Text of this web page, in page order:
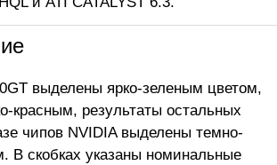
выделены ярко-зеленым цветом,
красным, результаты остальных
чипов NVIDIA выделены темно-
В скобках указаны номинальные